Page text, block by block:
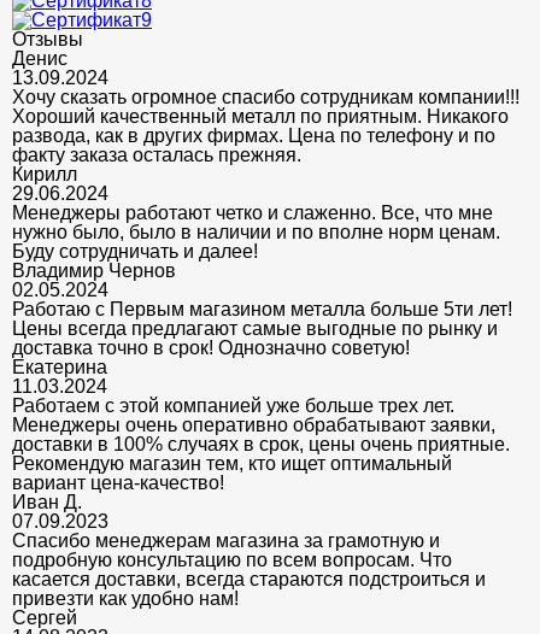
Отзывы
Денис
13.09.2024
Хочу сказать огромное спасибо сотрудникам компании!!!
Хороший качественный металл по приятным. Никакого
развода, как в других фирмах. Цена по телефону и по
факту заказа осталась прежняя.
Кирилл
29.06.2024
Менеджеры работают четко и слаженно. Все, что мне
нужно было, было в наличии и по вполне норм ценам.
Буду сотрудничать и далее!
Владимир Чернов
02.05.2024
Работаю с Первым магазином металла больше 5ти лет!
Цены всегда предлагают самые выгодные по рынку и
доставка точно в срок! Однозначно советую!
Екатерина
11.03.2024
Работаем с этой компанией уже больше трех лет.
Менеджеры очень оперативно обрабатывают заявки,
доставки в 100% случаях в срок, цены очень приятные.
Рекомендую магазин тем, кто ищет оптимальный
вариант цена-качество!
Иван Д.
07.09.2023
Спасибо менеджерам магазина за грамотную и
подробную консультацию по всем вопросам. Что
касается доставки, всегда стараются подстроиться и
привезти как удобно нам!
Сергей